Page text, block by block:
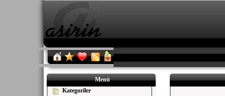
Menü
Kategoriler